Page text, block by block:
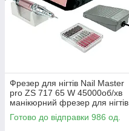
Фрезер для нігтів Nail Master
pro ZS 717 65 W 45000об/хв
манікюрний фрезер для нігтів
фрезпа для зняття гель лаку
Готово до відправки 986 од.